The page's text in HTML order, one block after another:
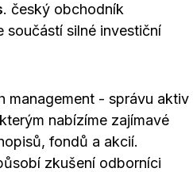
. český obchodník
součástí silné investiční
management - správu aktiv
nabízíme zajímavé
fondů a akcií.
zkušení odborníci